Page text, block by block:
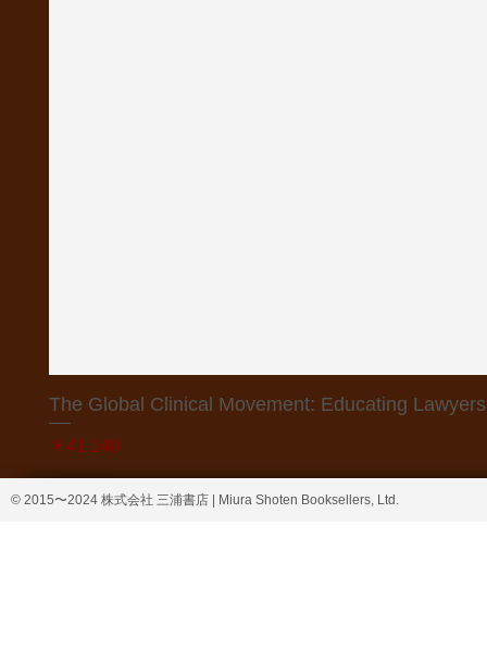
The Global Clinical Movement: Educating
価格
￥41,140
© 2015〜2024 株式会社 三浦書店 | Miura Shoten Booksellers, Ltd.